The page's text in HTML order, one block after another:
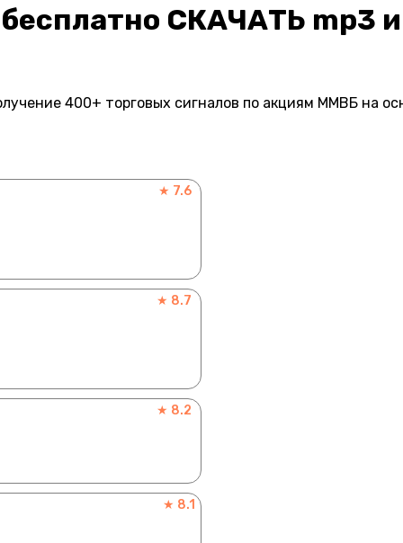
СКАЧАТЬ mp3
400+ торговых сигналов по акциям ММВБ на
★ 7.6
★ 8.7
★ 8.2
★ 8.1